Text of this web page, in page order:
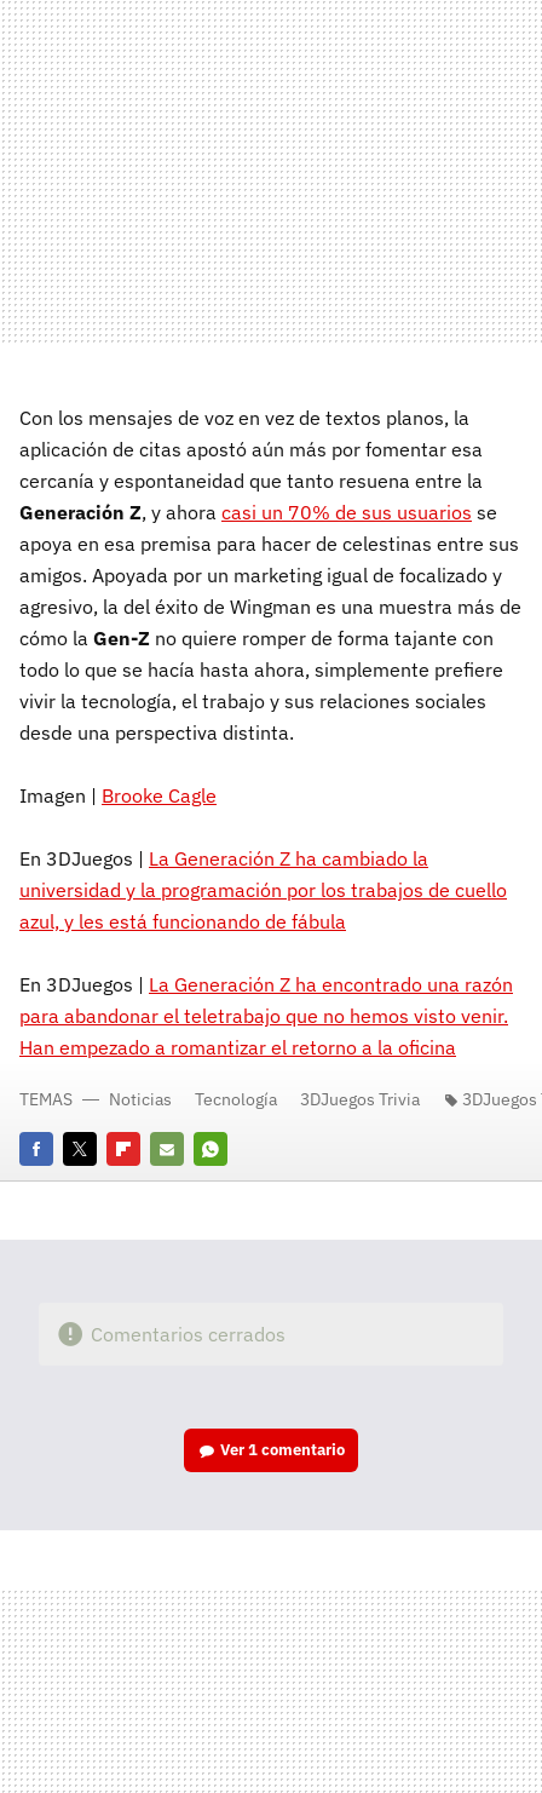
Con los mensajes de voz en vez de textos planos, la
aplicación de citas apostó aún más por fomentar esa
cercanía y espontaneidad que tanto resuena entre la
Generación Z, y ahora casi un 70% de sus usuarios se
apoya en esa premisa para hacer de celestinas entre sus
amigos. Apoyada por un marketing igual de focalizado y
agresivo, la del éxito de Wingman es una muestra más de
cómo la Gen-Z no quiere romper de forma tajante con
todo lo que se hacía hasta ahora, simplemente prefiere
vivir la tecnología, el trabajo y sus relaciones sociales
desde una perspectiva distinta.
Imagen | Brooke Cagle
En 3DJuegos | La Generación Z ha cambiado la
universidad y la programación por los trabajos de cuello
azul, y les está funcionando de fábula
En 3DJuegos | La Generación Z ha encontrado una razón
para abandonar el teletrabajo que no hemos visto venir.
Han empezado a romantizar el retorno a la oficina
FacebookTwitterFlipboard
E-
Whatsapp
TEMAS Noticias Tecnología 3DJuegos Trivia 3DJuegos
Comentarios cerrados
Ver1 comentario